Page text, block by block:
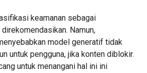
keamanan sebagai
Namun,
model generatif tidak
untuk pengguna, jika konten diblokir.
untuk menangani hal ini ini